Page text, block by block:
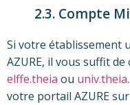
2.3. Compte
Si votre établissement
AZURE, il vous suffit
elffe.theia ou univ.theia
votre portail AZURE